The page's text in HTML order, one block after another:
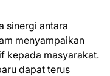
sinergi antara
menyampaikan
kepada masyarakat.
dapat terus